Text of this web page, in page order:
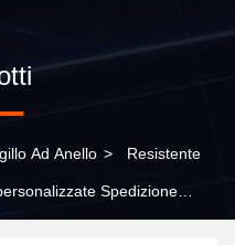
Ad Anello > Resistente
Spedizione